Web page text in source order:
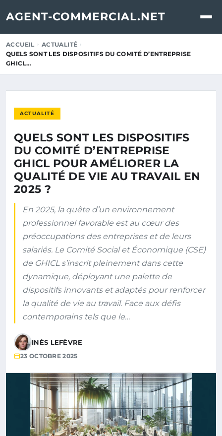
AGENT-COMMERCIAL.NET
ACCUEIL
ACTUALITÉ
QUELS SONT LES DISPOSITIFS DU COMITÉ D’ENTREPRISE
GHICL…
ACTUALITÉ
QUELS SONT LES DISPOSITIFS
DU COMITÉ D’ENTREPRISE
GHICL POUR AMÉLIORER LA
QUALITÉ DE VIE AU TRAVAIL EN
2025 ?
En 2025, la quête d’un environnement
professionnel favorable est au cœur des
préoccupations des entreprises et de leurs
salariés. Le Comité Social et Économique (CSE)
de GHICL s’inscrit pleinement dans cette
dynamique, déployant une palette de
dispositifs innovants et adaptés pour renforcer
la qualité de vie au travail. Face aux défis
contemporains tels que le…
INÈS LEFÈVRE
23 OCTOBRE 2025